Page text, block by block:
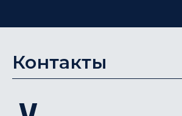
Контакты